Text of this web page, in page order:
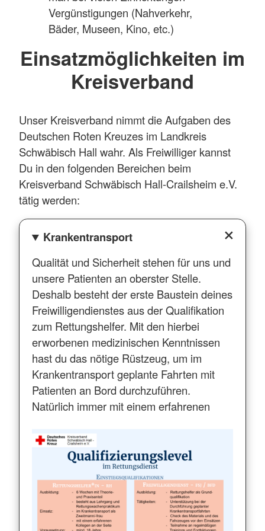
Vergünstigungen (Nahverkehr,
Bäder, Museen, Kino, etc.)
Einsatzmöglichkeiten im
Kreisverband
Unser Kreisverband nimmt die Aufgaben des
Deutschen Roten Kreuzes im Landkreis
Schwäbisch Hall wahr. Als Freiwilliger kannst
Du in den folgenden Bereichen beim
Kreisverband Schwäbisch Hall-Crailsheim e.V.
tätig werden:
Krankentransport
Qualität und Sicherheit stehen für uns und
unsere Patienten an oberster Stelle.
Deshalb besteht der erste Baustein deines
Freiwilligendienstes aus der Qualifikation
zum Rettungshelfer. Mit den hierbei
erworbenen medizinischen Kenntnissen
hast du das nötige Rüstzeug, um im
Krankentransport geplante Fahrten mit
Patienten an Bord durchzuführen.
Natürlich immer mit einem erfahrenen
Beginn: für alle Freiwilligen am 01.
August
Dauer:14 Monate (bis 30.
September des Folgejahres), mit der
Möglichkeit auf insgesamt höchstens